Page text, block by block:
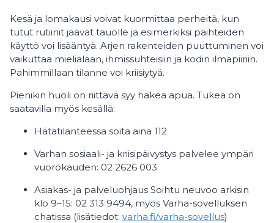
Kesä ja lomakausi voivat kuormittaa perheitä, kun
tutut rutiinit jäävät tauolle ja esimerkiksi päihteiden
käyttö voi lisääntyä. Arjen rakenteiden puuttuminen voi
vaikuttaa mielialaan, ihmissuhteisiin ja kodin ilmapiiriin.
Pahimmillaan tilanne voi kriisiytyä.
Pienikin huoli on riittävä syy hakea apua. Tukea on
saatavilla myös kesällä:
Hätätilanteessa soita aina 112
Varhan sosiaali- ja kriisipäivystys palvelee ympäri
vuorokauden: 02 2626 003
Asiakas- ja palveluohjaus Soihtu neuvoo arkisin
klo 9–15: 02 313 9494, myös Varha-sovelluksen
chatissa (lisätiedot: varha.fi/varha-sovellus)